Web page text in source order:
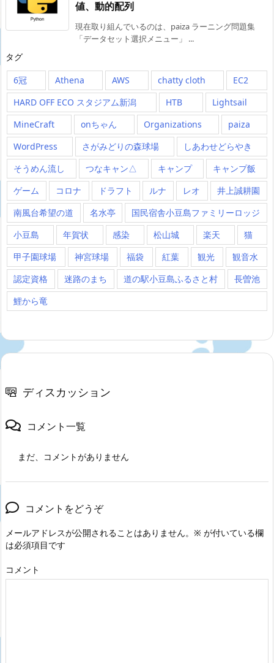
値、動的配列
現在取り組んでいるのは、paiza ラーニング問題集
「データセット選択メニュー」 ...
タグ
6冠
Athena AWS chatty cloth
EC2
HARD OFF ECO スタジアム新潟
HTB
Lightsail
MineCraft
onちゃん Organizations
paiza
WordPress
さがみどりの森球場
しあわせどらやき
そうめん流し
つなキャン△ キャンプ
キャンプ飯
ゲーム
コロナ ドラフト ルナ レオ
井上誠耕園
南風台希望の道
名水亭
国民宿舎小豆島ファミリーロッジ
小豆島
年賀状 感染 松山城 楽天
猫
甲子園球場
神宮球場 福袋 紅葉 観光
観音水
認定資格
迷路のまち 道の駅小豆島ふるさと村
長曽池
鯉から竜
ディスカッション
コメント一覧
まだ、コメントがありません
コメントをどうぞ
メールアドレスが公開されることはありません。 ※ が付いている欄
は必須項目です
コメント